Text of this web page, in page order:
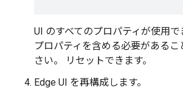
UI のすべてのプロパティが使用
プロパティを含める必要がある
さい。 リセットできます。
Edge UI を再構成します。